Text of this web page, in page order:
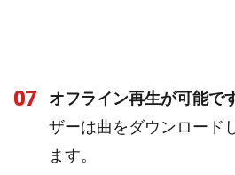
07 オフライン再生が可能で
ザーは曲をダウンロード
ます。